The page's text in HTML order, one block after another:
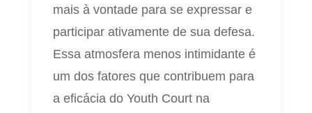
mais à vontade para se expressar e
participar ativamente de sua defesa.
Essa atmosfera menos intimidante é
um dos fatores que contribuem para
a eficácia do Youth Court na